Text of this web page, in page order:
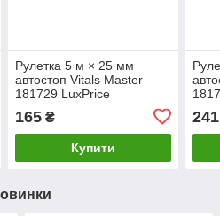
Рулетка 5 м × 25 мм
автостоп Vitals Master
181729 LuxPrice
165₴
Купити
241